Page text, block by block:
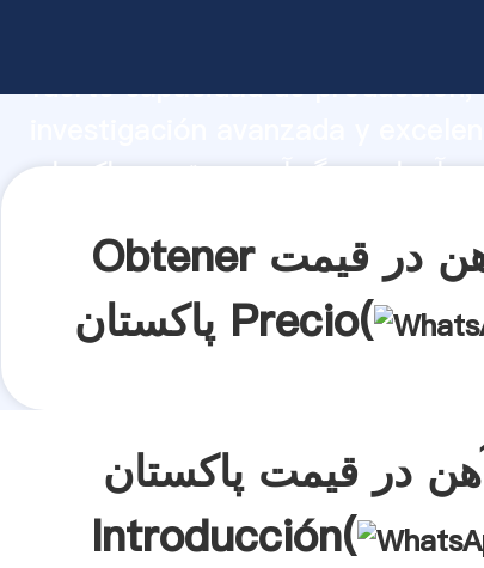
fuerte capacidad de
آسیاب سنگ آهن در قیمت پاکستان proveedor crea el valor y
Obtener آسیاب سنگ آهن در قیمت
پاکستان Precio(
در قیمت پاکستان
Introducción(